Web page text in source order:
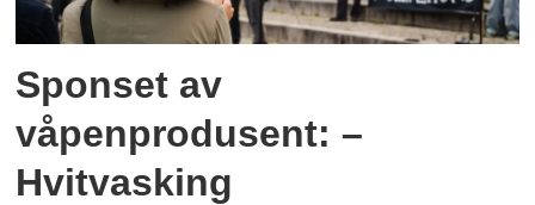
Sponset av
våpenprodusent: –
Hvitvasking